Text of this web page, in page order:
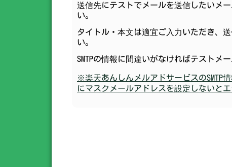
送信先にテストでメールを送信したいメ
い。
タイトル・本文は適宜ご入力いただき、
い。
SMTPの情報に間違いがなければテストメ
※楽天あんしんメルアドサービスのSMTP
にマスクメールアドレスを設定しないとエ